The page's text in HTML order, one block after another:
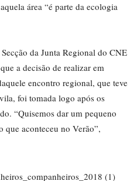
área “é parte da ecologia
da Junta Regional do CNE
que a decisão de realizar em
encontro regional, que teve
foi tomada logo após os
“Quisemos dar um pequeno
aconteceu no Verão”,